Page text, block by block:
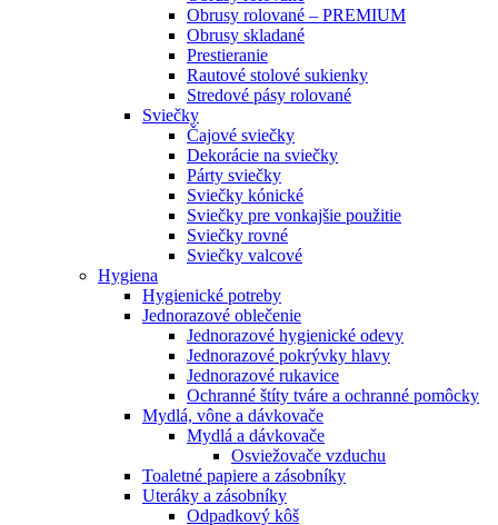
Obrusy rolované – PREMIUM
Obrusy skladané
Prestieranie
Rautové stolové sukienky
Stredové pásy rolované
Sviečky
Čajové sviečky
Dekorácie na sviečky
Párty sviečky
Sviečky kónické
Sviečky pre vonkajšie použitie
Sviečky rovné
Sviečky valcové
Hygiena
Hygienické potreby
Jednorazové oblečenie
Jednorazové hygienické odevy
Jednorazové pokrývky hlavy
Jednorazové rukavice
Ochranné štíty tváre a ochranné pomôcky
Mydlá, vône a dávkovače
Mydlá a dávkovače
Osviežovače vzduchu
Toaletné papiere a zásobníky
Uteráky a zásobníky
Odpadkový kôš